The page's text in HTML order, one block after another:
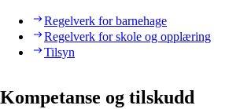
Regelverk for barnehage
Regelverk for skole og opplæring
Tilsyn
Kompetanse og tilskudd